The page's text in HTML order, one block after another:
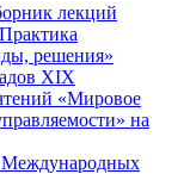
лекций
решения»